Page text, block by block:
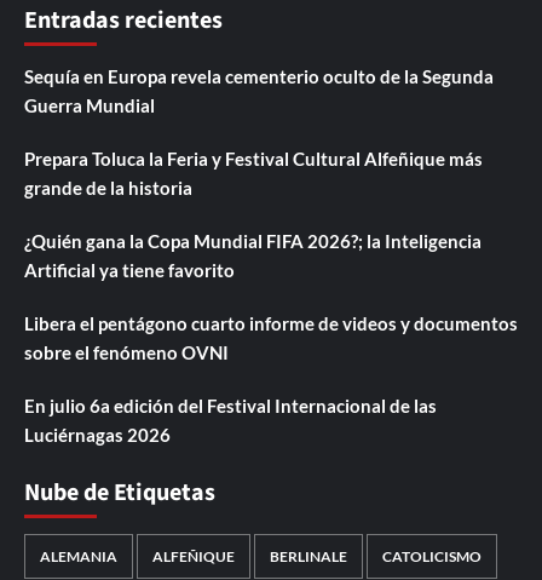
Entradas recientes
Sequía en Europa revela cementerio oculto de la Segunda
Guerra Mundial
Prepara Toluca la Feria y Festival Cultural Alfeñique más
grande de la historia
¿Quién gana la Copa Mundial FIFA 2026?; la Inteligencia
Artificial ya tiene favorito
Libera el pentágono cuarto informe de videos y documentos
sobre el fenómeno OVNI
En julio 6a edición del Festival Internacional de las
Luciérnagas 2026
Nube de Etiquetas
ALEMANIA ALFEÑIQUE BERLINALE CATOLICISMO